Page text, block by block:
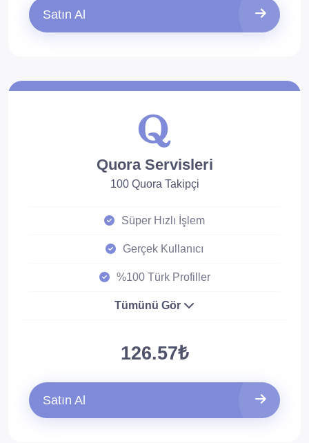
Satın Al
Quora Servisleri
100 Quora Takipçi
Süper Hızlı İşlem
Gerçek Kullanıcı
%100 Türk Profiller
Tümünü Gör
126.57₺
Satın Al